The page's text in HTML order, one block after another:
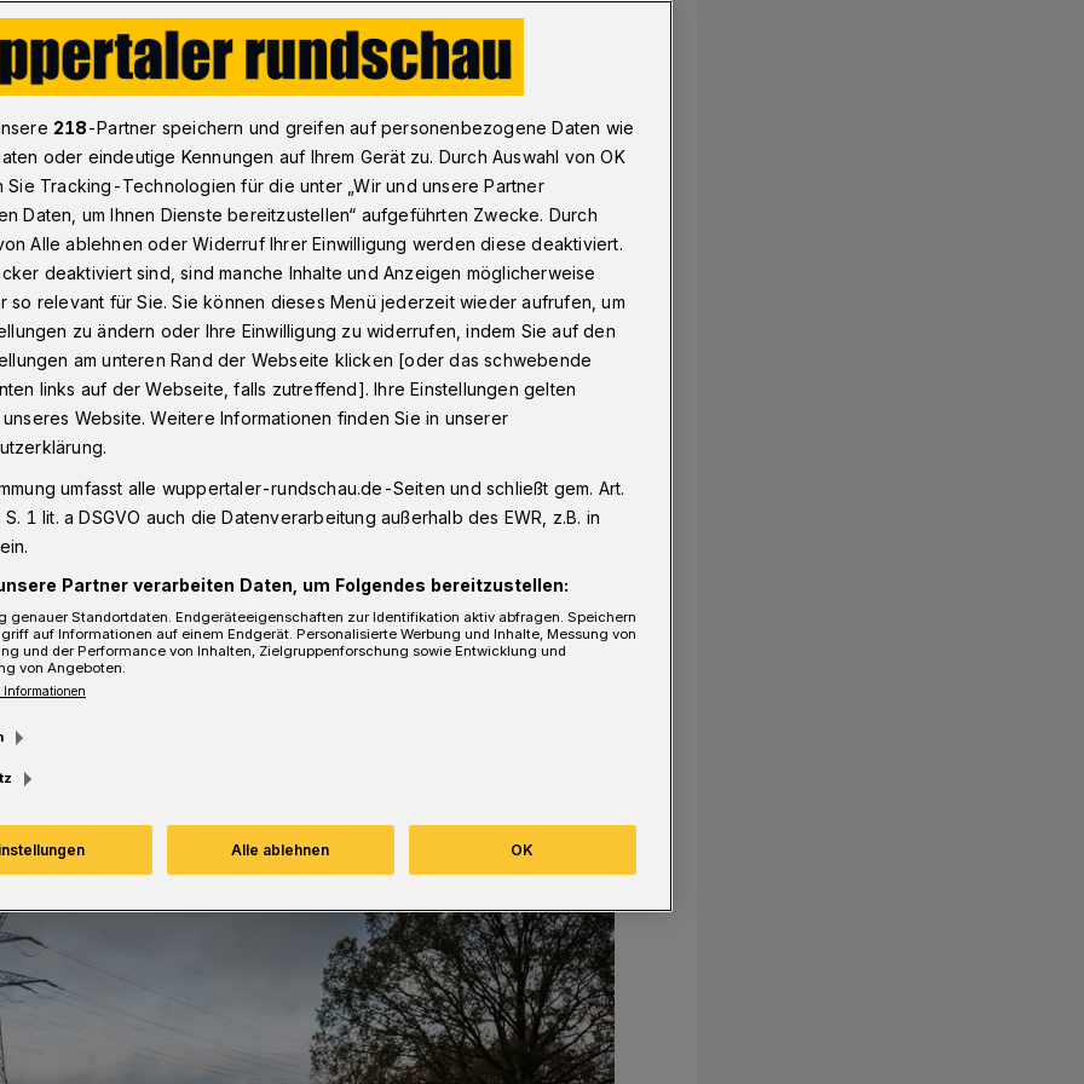
im Bergischen startet am Dönberg
im
am Dönberg
Monaten haben die Wuppertaler
an der Siebeneicker Straße im
Freiflächen-Photovoltaikanlage im
Sie wurde am Donnerstag (20.
der neuen Wuppertaler
und des WSW-
Hilkenbach ans Netz angeschlossen.
ersten Strom einspeisen.
218-Partner speichern und greifen auf personenbezogene Daten wie
oder eindeutige Kennungen auf Ihrem Gerät zu. Durch Auswahl von OK
Sie Tracking-Technologien für die unter „Wir und unsere Partner
Daten, um Ihnen Dienste bereitzustellen“ aufgeführten Zwecke. Durch
Alle ablehnen oder Widerruf Ihrer Einwilligung werden diese deaktiviert.
deaktiviert sind, sind manche Inhalte und Anzeigen möglicherweise
so relevant für Sie. Sie können dieses Menü jederzeit wieder aufrufen, um
zu ändern oder Ihre Einwilligung zu widerrufen, indem Sie auf den
am unteren Rand der Webseite klicken [oder das schwebende
links auf der Webseite, falls zutreffend]. Ihre Einstellungen gelten
Website. Weitere Informationen finden Sie in unserer
umfasst alle wuppertaler-rundschau.de-Seiten und schließt gem. Art.
1 lit. a DSGVO auch die Datenverarbeitung außerhalb des EWR, z.B. in
Partner verarbeiten Daten, um Folgendes bereitzustellen:
genauer Standortdaten. Endgeräteeigenschaften zur Identifikation aktiv abfragen. Speichern
auf Informationen auf einem Endgerät. Personalisierte Werbung und Inhalte, Messung von
und der Performance von Inhalten, Zielgruppenforschung sowie Entwicklung und
von Angeboten.
Alle ablehnen OK